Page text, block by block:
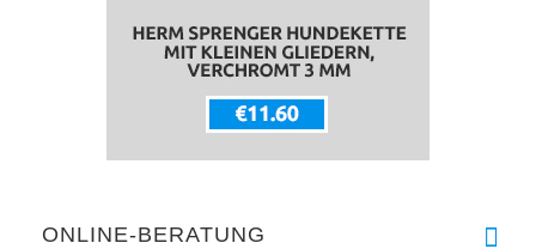
ONLINE-BERATUNG